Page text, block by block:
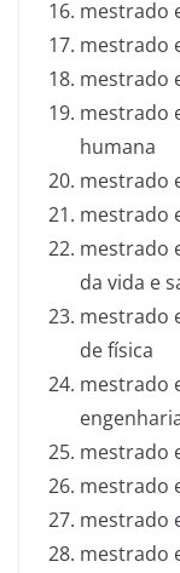
mestrado
mestrado
mestrado
mestrado
humana
mestrado
mestrado
mestrado
da vida e
mestrado
de física
mestrado
mestrado
mestrado
mestrado
mestrado